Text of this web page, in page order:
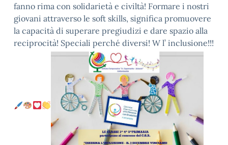
fanno rima con solidarietà e civiltà! Formare i nostri
giovani attraverso le soft skills, significa promuovere
la capacità di superare pregiudizi e dare spazio alla
reciprocità! Speciali perché diversi! W l’ inclusione!!!